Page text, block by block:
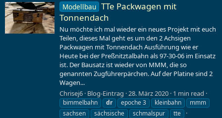
Modellbau TTe Packwagen mit
Tonnendach
Nu möchte ich mal wieder ein neues Projekt mit euch
Teilen, dieses Mal geht es um den 2 Achsigen
Packwagen mit Tonnendach Ausführung wie er
Heute bei der Preßnitztalbahn als 97-30-06 im Einsatz
ist. Der Bausatz ist wieder von MMM, die so
genannten Zugführerpärchen. Auf der Platine sind 2
Wagen...
Chrisej6 Blog-Eintrag 28. März 2020 1 min read
bimmelbahn dr epoche 3 kleinbahn
mmm
sachsen
sächsische schmalspur tte